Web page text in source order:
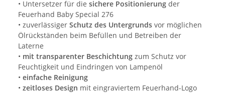
• Untersetzer für die sichere Positionierung der
Feuerhand Baby Special 276
• zuverlässiger Schutz des Untergrunds vor möglichen
Ölrückständen beim Befüllen und Betreiben der
Laterne
• mit transparenter Beschichtung zum Schutz vor
Feuchtigkeit und Eindringen von Lampenöl
• einfache Reinigung
• zeitloses Design mit eingraviertem Feuerhand-Logo